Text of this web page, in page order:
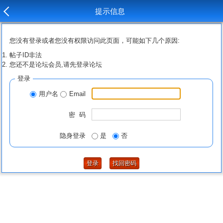
提示信息
您没有登录或者您没有权限访问此页面，可能如下几个原因:
帖子ID非法
您还不是论坛会员,请先登录论坛
登录
用户名 Email
密 码
隐身登录 是 否